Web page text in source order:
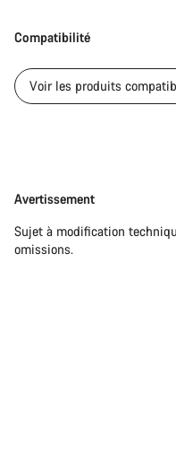
Compatibilité
Voir les produits
Avertissement
Avertissement
Sujet à modification
omissions.